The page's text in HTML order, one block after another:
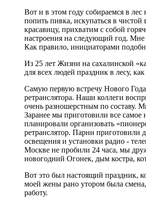
Вот и в этом году собираемся в лес
попить пивка, искупаться в
красавицу, прихватим с собой
настроения на следующий год. Мне
Как правило, инициаторами
Из 25 лет Жизни на сахалинской
для всех людей праздник в лесу,
Самую первую встречу Нового
ретранслятора. Наши коллеги
очень разношерстным по составу.
Заранее мы приготовили все самое
планировали организовать
ретранслятор. Парни приготовили
освещения и установки радио -
Москве не пробили 24 часа, мы
новогодний Огонек, дым костра,
Вот это был настоящий праздник,
моей жены рано утором была
работу.